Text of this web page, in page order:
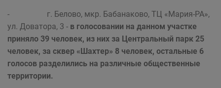
- г. Белово, мкр. Бабанаково, ТЦ «Мария-РА»,
ул. Доватора, 3 - в голосовании на данном участке
приняло 39 человек, из них за Центральный парк 25
человек, за сквер «Шахтер» 8 человек, остальные 6
голосов разделились на различные общественные
территории.